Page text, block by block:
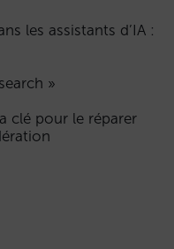
les assistants d’IA :
»
clé pour le réparer